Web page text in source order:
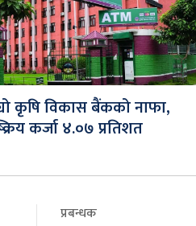
कृषि विकास बैंकको नाफा,
कर्जा ४.०७ प्रतिशत
प्रबन्धक